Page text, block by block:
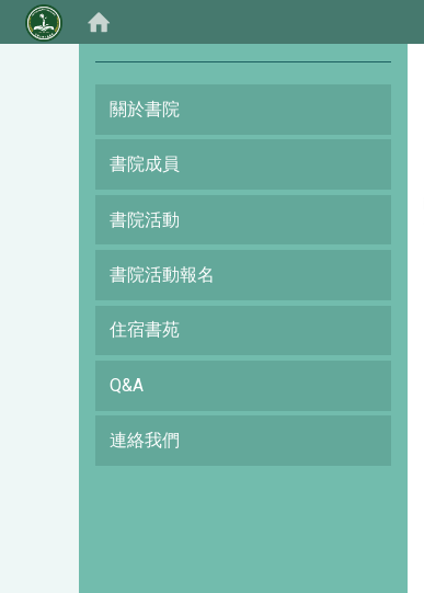
關於書院
書院成員
書院活動
書院活動報名
住宿書苑
Q&A
連絡我們